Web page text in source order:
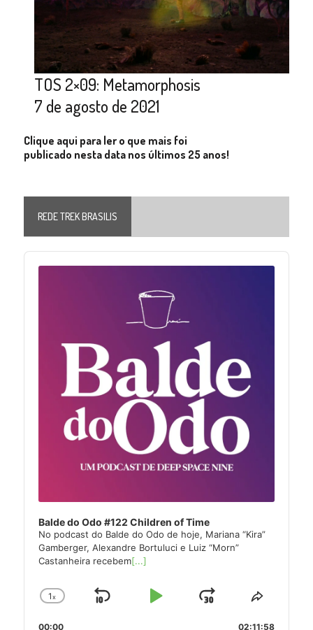
TOS 2×09: Metamorphosis
7 de agosto de 2021
Clique aqui para ler o que mais foi
publicado nesta data nos últimos 25 anos!
REDE TREK BRASILIS
Audio
Player
Balde do Odo #122 Children of Time
No podcast do Balde do Odo de hoje, Mariana “Kira”
Gamberger, Alexandre Bortuluci e Luiz “Morn”
Castanheira recebem[...]
Change
1x
Skip
Play
Jump
Forward
Share
00:00 02:11:58